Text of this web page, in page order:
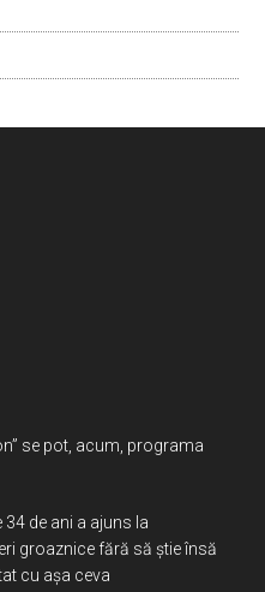
se pot, acum, programa
de ani a ajuns la
groaznice fără să ştie însă
cu așa ceva